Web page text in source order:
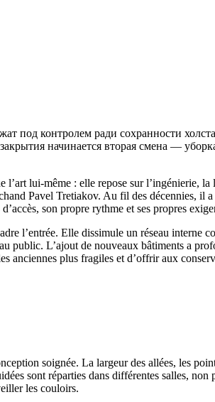
под контролем ради сохранности
начинается вторая смена —
lui-même : elle repose sur l’ingénierie,
Pavel Tretiakov. Au fil des décennies, il a
son propre rythme et ses propres
l’entrée. Elle dissimule un réseau interne
public. L’ajout de nouveaux bâtiments a
anciennes plus fragiles et d’offrir aux
soignée. La largeur des allées, les
sont réparties dans différentes salles, non
les couloirs.